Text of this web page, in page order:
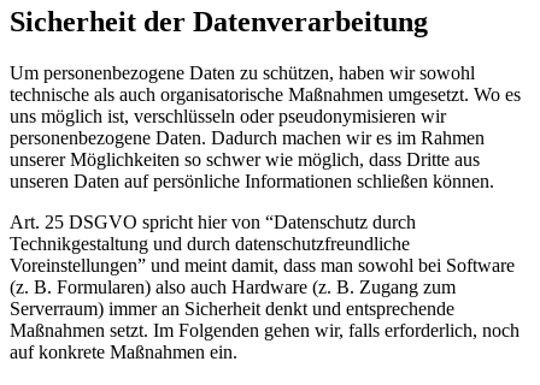
Sicherheit der Datenverarbeitung
Um personenbezogene Daten zu schützen, haben wir sowohl
technische als auch organisatorische Maßnahmen umgesetzt. Wo es
uns möglich ist, verschlüsseln oder pseudonymisieren wir
personenbezogene Daten. Dadurch machen wir es im Rahmen
unserer Möglichkeiten so schwer wie möglich, dass Dritte aus
unseren Daten auf persönliche Informationen schließen können.
Art. 25 DSGVO spricht hier von “Datenschutz durch
Technikgestaltung und durch datenschutzfreundliche
Voreinstellungen” und meint damit, dass man sowohl bei Software
(z. B. Formularen) also auch Hardware (z. B. Zugang zum
Serverraum) immer an Sicherheit denkt und entsprechende
Maßnahmen setzt. Im Folgenden gehen wir, falls erforderlich, noch
auf konkrete Maßnahmen ein.